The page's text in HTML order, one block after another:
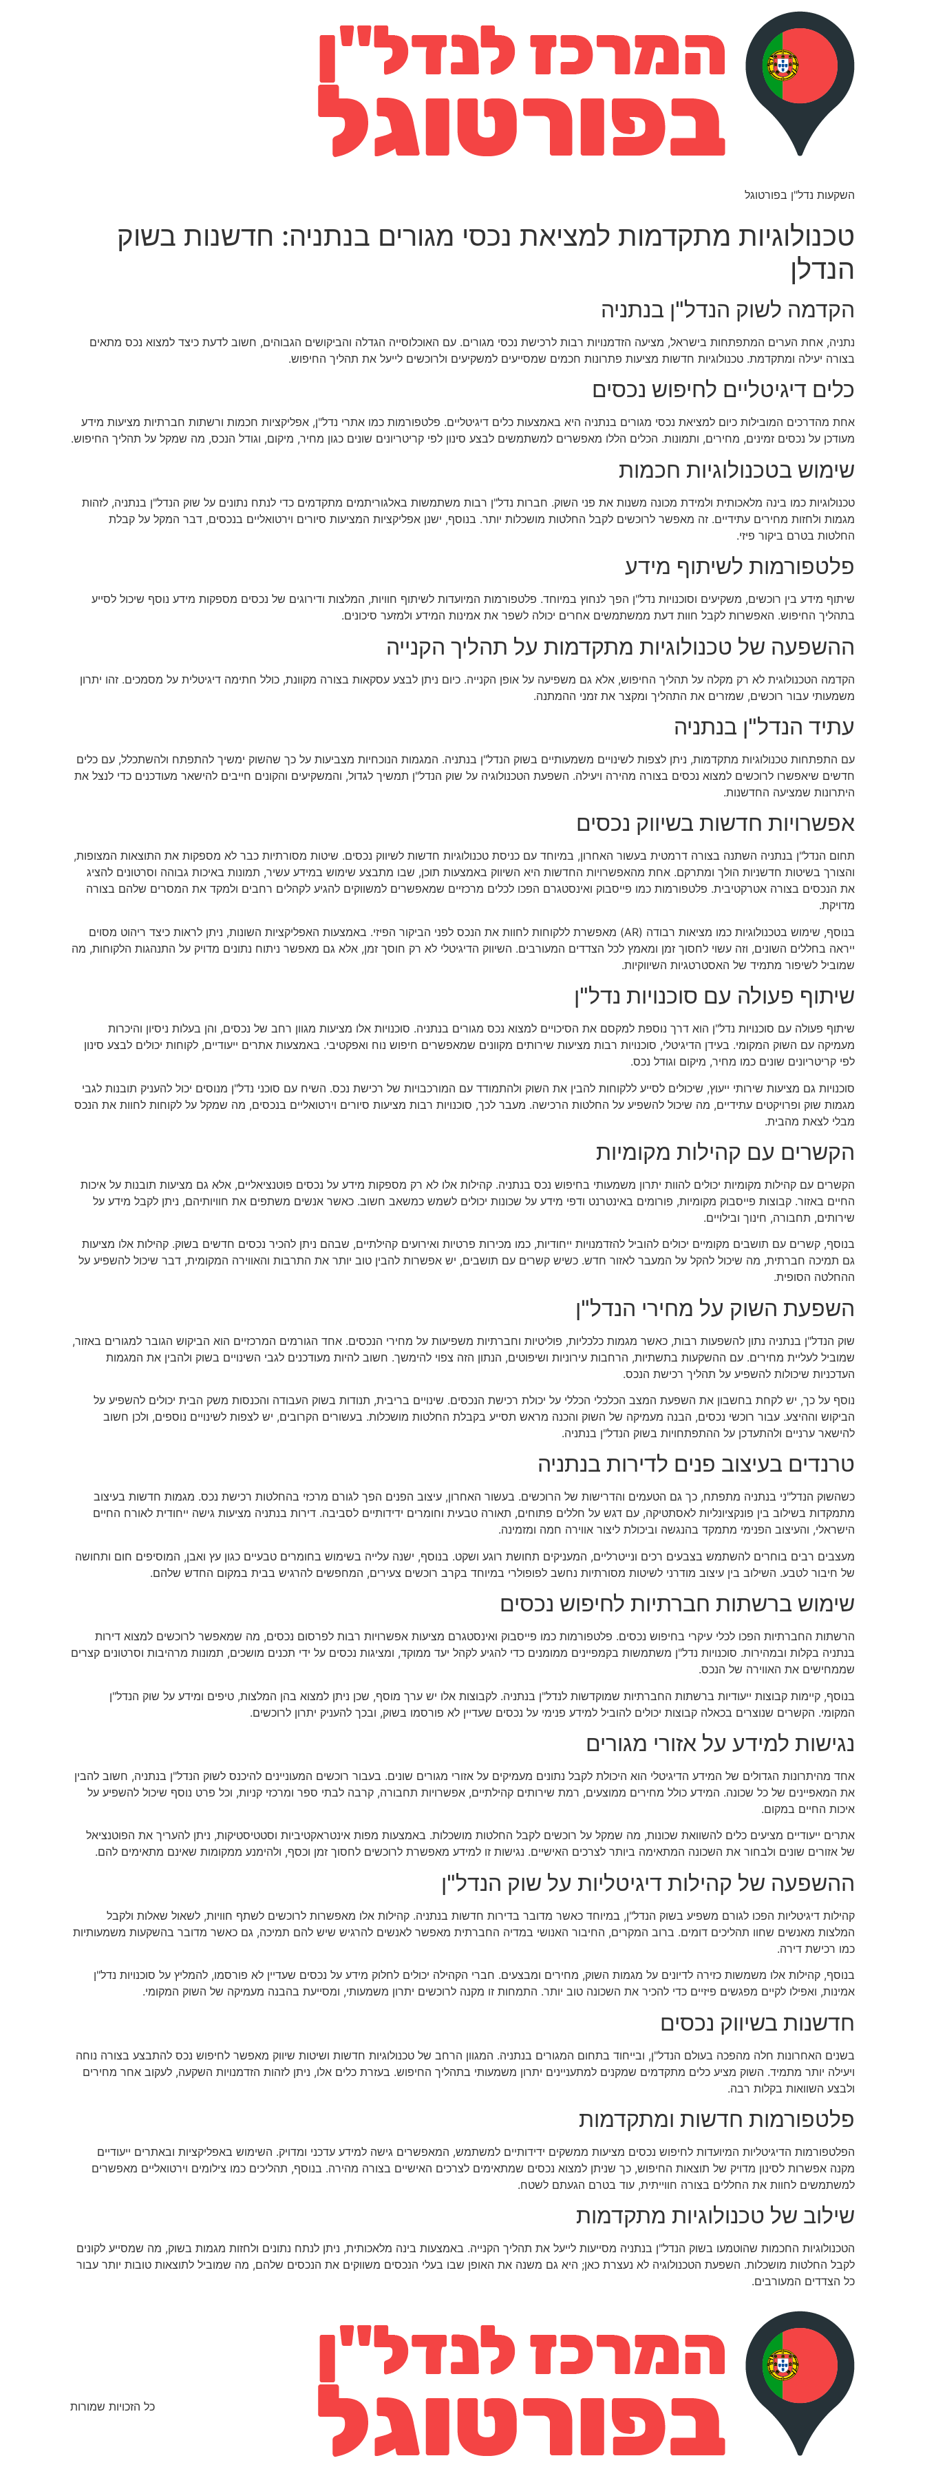
השקעות נדל"ן בפורטוגל
טכנולוגיות מתקדמות למציאת נכסי מגורים בנתניה: חדשנות בשוק
הנדלן
הקדמה לשוק הנדל"ן בנתניה
נתניה, אחת הערים המתפתחות בישראל, מציעה הזדמנויות רבות לרכישת נכסי מגורים. עם האוכלוסייה הגדלה והביקושים הגבוהים, חשוב לדעת כיצד למצוא נכס מתאים
בצורה יעילה ומתקדמת. טכנולוגיות חדשות מציעות פתרונות חכמים שמסייעים למשקיעים ולרוכשים לייעל את תהליך החיפוש.
כלים דיגיטליים לחיפוש נכסים
אחת מהדרכים המובילות כיום למציאת נכסי מגורים בנתניה היא באמצעות כלים דיגיטליים. פלטפורמות כמו אתרי נדל"ן, אפליקציות חכמות ורשתות חברתיות מציעות מידע
מעודכן על נכסים זמינים, מחירים, ותמונות. הכלים הללו מאפשרים למשתמשים לבצע סינון לפי קריטריונים שונים כגון מחיר, מיקום, וגודל הנכס, מה שמקל על תהליך החיפוש.
שימוש בטכנולוגיות חכמות
טכנולוגיות כמו בינה מלאכותית ולמידת מכונה משנות את פני השוק. חברות נדל"ן רבות משתמשות באלגוריתמים מתקדמים כדי לנתח נתונים על שוק הנדל"ן בנתניה, לזהות
מגמות ולחזות מחירים עתידיים. זה מאפשר לרוכשים לקבל החלטות מושכלות יותר. בנוסף, ישנן אפליקציות המציעות סיורים וירטואליים בנכסים, דבר המקל על קבלת
החלטות בטרם ביקור פיזי.
פלטפורמות לשיתוף מידע
שיתוף מידע בין רוכשים, משקיעים וסוכנויות נדל"ן הפך לנחוץ במיוחד. פלטפורמות המיועדות לשיתוף חוויות, המלצות ודירוגים של נכסים מספקות מידע נוסף שיכול לסייע
בתהליך החיפוש. האפשרות לקבל חוות דעת ממשתמשים אחרים יכולה לשפר את אמינות המידע ולמזער סיכונים.
ההשפעה של טכנולוגיות מתקדמות על תהליך הקנייה
הקדמה הטכנולוגית לא רק מקלה על תהליך החיפוש, אלא גם משפיעה על אופן הקנייה. כיום ניתן לבצע עסקאות בצורה מקוונת, כולל חתימה דיגיטלית על מסמכים. זהו יתרון
משמעותי עבור רוכשים, שמזרים את התהליך ומקצר את זמני ההמתנה.
עתיד הנדל"ן בנתניה
עם התפתחות טכנולוגיות מתקדמות, ניתן לצפות לשינויים משמעותיים בשוק הנדל"ן בנתניה. המגמות הנוכחיות מצביעות על כך שהשוק ימשיך להתפתח ולהשתכלל, עם כלים
חדשים שיאפשרו לרוכשים למצוא נכסים בצורה מהירה ויעילה. השפעת הטכנולוגיה על שוק הנדל"ן תמשיך לגדול, והמשקיעים והקונים חייבים להישאר מעודכנים כדי לנצל את
היתרונות שמציעה החדשנות.
אפשרויות חדשות בשיווק נכסים
תחום הנדל"ן בנתניה השתנה בצורה דרמטית בעשור האחרון, במיוחד עם כניסת טכנולוגיות חדשות לשיווק נכסים. שיטות מסורתיות כבר לא מספקות את התוצאות המצופות,
והצורך בשיטות חדשניות הולך ומתרקם. אחת מהאפשרויות החדשות היא השיווק באמצעות תוכן, שבו מתבצע שימוש במידע עשיר, תמונות באיכות גבוהה וסרטונים להציג
את הנכסים בצורה אטרקטיבית. פלטפורמות כמו פייסבוק ואינסטגרם הפכו לכלים מרכזיים שמאפשרים למשווקים להגיע לקהלים רחבים ולמקד את המסרים שלהם בצורה
מדויקת.
בנוסף, שימוש בטכנולוגיות כמו מציאות רבודה (AR) מאפשרת ללקוחות לחוות את הנכס לפני הביקור הפיזי. באמצעות האפליקציות השונות, ניתן לראות כיצד ריהוט מסוים
ייראה בחללים השונים, וזה עשוי לחסוך זמן ומאמץ לכל הצדדים המעורבים. השיווק הדיגיטלי לא רק חוסך זמן, אלא גם מאפשר ניתוח נתונים מדויק על התנהגות הלקוחות, מה
שמוביל לשיפור מתמיד של האסטרטגיות השיווקיות.
שיתוף פעולה עם סוכנויות נדל"ן
שיתוף פעולה עם סוכנויות נדל"ן הוא דרך נוספת למקסם את הסיכויים למצוא נכס מגורים בנתניה. סוכנויות אלו מציעות מגוון רחב של נכסים, והן בעלות ניסיון והיכרות
מעמיקה עם השוק המקומי. בעידן הדיגיטלי, סוכנויות רבות מציעות שירותים מקוונים שמאפשרים חיפוש נוח ואפקטיבי. באמצעות אתרים ייעודיים, לקוחות יכולים לבצע סינון
לפי קריטריונים שונים כמו מחיר, מיקום וגודל נכס.
סוכנויות גם מציעות שירותי ייעוץ, שיכולים לסייע ללקוחות להבין את השוק ולהתמודד עם המורכבויות של רכישת נכס. השיח עם סוכני נדל"ן מנוסים יכול להעניק תובנות לגבי
מגמות שוק ופרויקטים עתידיים, מה שיכול להשפיע על החלטות הרכישה. מעבר לכך, סוכנויות רבות מציעות סיורים וירטואליים בנכסים, מה שמקל על לקוחות לחוות את הנכס
מבלי לצאת מהבית.
הקשרים עם קהילות מקומיות
הקשרים עם קהילות מקומיות יכולים להוות יתרון משמעותי בחיפוש נכס בנתניה. קהילות אלו לא רק מספקות מידע על נכסים פוטנציאליים, אלא גם מציעות תובנות על איכות
החיים באזור. קבוצות פייסבוק מקומיות, פורומים באינטרנט ודפי מידע על שכונות יכולים לשמש כמשאב חשוב. כאשר אנשים משתפים את חוויותיהם, ניתן לקבל מידע על
שירותים, תחבורה, חינוך ובילויים.
בנוסף, קשרים עם תושבים מקומיים יכולים להוביל להזדמנויות ייחודיות, כמו מכירות פרטיות ואירועים קהילתיים, שבהם ניתן להכיר נכסים חדשים בשוק. קהילות אלו מציעות
גם תמיכה חברתית, מה שיכול להקל על המעבר לאזור חדש. כשיש קשרים עם תושבים, יש אפשרות להבין טוב יותר את התרבות והאווירה המקומית, דבר שיכול להשפיע על
ההחלטה הסופית.
השפעת השוק על מחירי הנדל"ן
שוק הנדל"ן בנתניה נתון להשפעות רבות, כאשר מגמות כלכליות, פוליטיות וחברתיות משפיעות על מחירי הנכסים. אחד הגורמים המרכזיים הוא הביקוש הגובר למגורים באזור,
שמוביל לעליית מחירים. עם ההשקעות בתשתיות, הרחבות עירוניות ושיפוטים, הנתון הזה צפוי להימשך. חשוב להיות מעודכנים לגבי השינויים בשוק ולהבין את המגמות
העדכניות שיכולות להשפיע על תהליך רכישת הנכס.
נוסף על כך, יש לקחת בחשבון את השפעת המצב הכלכלי הכללי על יכולת רכישת הנכסים. שינויים בריבית, תנודות בשוק העבודה והכנסות משק הבית יכולים להשפיע על
הביקוש וההיצע. עבור רוכשי נכסים, הבנה מעמיקה של השוק והכנה מראש תסייע בקבלת החלטות מושכלות. בעשורים הקרובים, יש לצפות לשינויים נוספים, ולכן חשוב
להישאר ערניים ולהתעדכן על ההתפתחויות בשוק הנדל"ן בנתניה.
טרנדים בעיצוב פנים לדירות בנתניה
כשהשוק הנדל"ני בנתניה מתפתח, כך גם הטעמים והדרישות של הרוכשים. בעשור האחרון, עיצוב הפנים הפך לגורם מרכזי בהחלטות רכישת נכס. מגמות חדשות בעיצוב
מתמקדות בשילוב בין פונקציונליות לאסתטיקה, עם דגש על חללים פתוחים, תאורה טבעית וחומרים ידידותיים לסביבה. דירות בנתניה מציעות גישה ייחודית לאורח החיים
הישראלי, והעיצוב הפנימי מתמקד בהנגשה וביכולת ליצור אווירה חמה ומזמינה.
מעצבים רבים בוחרים להשתמש בצבעים רכים ונייטרליים, המעניקים תחושת רוגע ושקט. בנוסף, ישנה עלייה בשימוש בחומרים טבעיים כגון עץ ואבן, המוסיפים חום ותחושה
של חיבור לטבע. השילוב בין עיצוב מודרני לשיטות מסורתיות נחשב לפופולרי במיוחד בקרב רוכשים צעירים, המחפשים להרגיש בבית במקום החדש שלהם.
שימוש ברשתות חברתיות לחיפוש נכסים
הרשתות החברתיות הפכו לכלי עיקרי בחיפוש נכסים. פלטפורמות כמו פייסבוק ואינסטגרם מציעות אפשרויות רבות לפרסום נכסים, מה שמאפשר לרוכשים למצוא דירות
בנתניה בקלות ובמהירות. סוכנויות נדל"ן משתמשות בקמפיינים ממומנים כדי להגיע לקהל יעד ממוקד, ומציגות נכסים על ידי תכנים מושכים, תמונות מרהיבות וסרטונים קצרים
שממחישים את האווירה של הנכס.
בנוסף, קיימות קבוצות ייעודיות ברשתות החברתיות שמוקדשות לנדל"ן בנתניה. לקבוצות אלו יש ערך מוסף, שכן ניתן למצוא בהן המלצות, טיפים ומידע על שוק הנדל"ן
המקומי. הקשרים שנוצרים בכאלה קבוצות יכולים להוביל למידע פנימי על נכסים שעדיין לא פורסמו בשוק, ובכך להעניק יתרון לרוכשים.
נגישות למידע על אזורי מגורים
אחד מהיתרונות הגדולים של המידע הדיגיטלי הוא היכולת לקבל נתונים מעמיקים על אזורי מגורים שונים. בעבור רוכשים המעוניינים להיכנס לשוק הנדל"ן בנתניה, חשוב להבין
את המאפיינים של כל שכונה. המידע כולל מחירים ממוצעים, רמת שירותים קהילתיים, אפשרויות תחבורה, קרבה לבתי ספר ומרכזי קניות, וכל פרט נוסף שיכול להשפיע על
איכות החיים במקום.
אתרים ייעודיים מציעים כלים להשוואת שכונות, מה שמקל על רוכשים לקבל החלטות מושכלות. באמצעות מפות אינטראקטיביות וסטטיסטיקות, ניתן להעריך את הפוטנציאל
של אזורים שונים ולבחור את השכונה המתאימה ביותר לצרכים האישיים. נגישות זו למידע מאפשרת לרוכשים לחסוך זמן וכסף, ולהימנע ממקומות שאינם מתאימים להם.
ההשפעה של קהילות דיגיטליות על שוק הנדל"ן
קהילות דיגיטליות הפכו לגורם משפיע בשוק הנדל"ן, במיוחד כאשר מדובר בדירות חדשות בנתניה. קהילות אלו מאפשרות לרוכשים לשתף חוויות, לשאול שאלות ולקבל
המלצות מאנשים שחוו תהליכים דומים. ברוב המקרים, החיבור האנושי במדיה החברתית מאפשר לאנשים להרגיש שיש להם תמיכה, גם כאשר מדובר בהשקעות משמעותיות
כמו רכישת דירה.
בנוסף, קהילות אלו משמשות כזירה לדיונים על מגמות השוק, מחירים ומבצעים. חברי הקהילה יכולים לחלוק מידע על נכסים שעדיין לא פורסמו, להמליץ על סוכנויות נדל"ן
אמינות, ואפילו לקיים מפגשים פיזיים כדי להכיר את השכונה טוב יותר. התמחות זו מקנה לרוכשים יתרון משמעותי, ומסייעת בהבנה מעמיקה של השוק המקומי.
חדשנות בשיווק נכסים
בשנים האחרונות חלה מהפכה בעולם הנדל"ן, ובייחוד בתחום המגורים בנתניה. המגוון הרחב של טכנולוגיות חדשות ושיטות שיווק מאפשר לחיפוש נכס להתבצע בצורה נוחה
ויעילה יותר מתמיד. השוק מציע כלים מתקדמים שמקנים למתעניינים יתרון משמעותי בתהליך החיפוש. בעזרת כלים אלו, ניתן לזהות הזדמנויות השקעה, לעקוב אחר מחירים
ולבצע השוואות בקלות רבה.
פלטפורמות חדשות ומתקדמות
הפלטפורמות הדיגיטליות המיועדות לחיפוש נכסים מציעות ממשקים ידידותיים למשתמש, המאפשרים גישה למידע עדכני ומדויק. השימוש באפליקציות ובאתרים ייעודיים
מקנה אפשרות לסינון מדויק של תוצאות החיפוש, כך שניתן למצוא נכסים שמתאימים לצרכים האישיים בצורה מהירה. בנוסף, תהליכים כמו צילומים וירטואליים מאפשרים
למשתמשים לחוות את החללים בצורה חווייתית, עוד בטרם הגעתם לשטח.
שילוב של טכנולוגיות מתקדמות
הטכנולוגיות החכמות שהוטמעו בשוק הנדל"ן בנתניה מסייעות לייעל את תהליך הקנייה. באמצעות בינה מלאכותית, ניתן לנתח נתונים ולחזות מגמות בשוק, מה שמסייע לקונים
לקבל החלטות מושכלות. השפעת הטכנולוגיה לא נעצרת כאן; היא גם משנה את האופן שבו בעלי הנכסים משווקים את הנכסים שלהם, מה שמוביל לתוצאות טובות יותר עבור
כל הצדדים המעורבים.
כל הזכויות שמורות